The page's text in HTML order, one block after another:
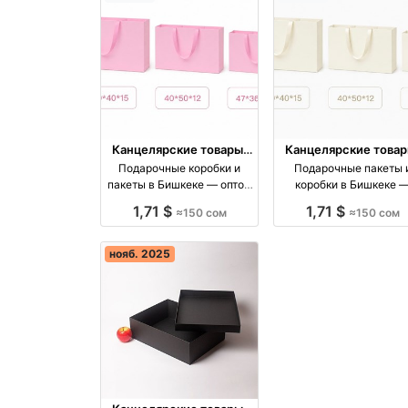
Канцелярские товары,
книги, учебники
Подарочные коробки и
пакеты в Бишкеке — оптом
40×50×12 оптом
1,71 $ ≈150 сом
Канцелярские
книги, учебники
Подарочные пакеты
коробки в Бишкеке
40×50×12, 47×36×10 и
1,71 $ ≈150 сом
нояб. 2025